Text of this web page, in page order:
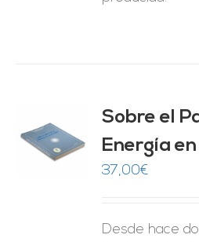
Sobre el
Energía
37,00€
Desde hace